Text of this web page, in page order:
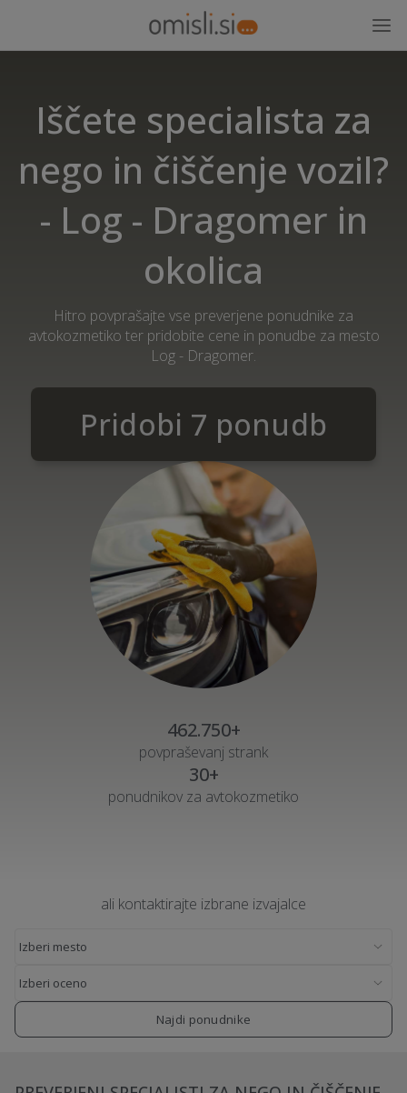
Iščete specialista za
nego in čiščenje vozil?
- Log - Dragomer in
okolica
Hitro povprašajte vse preverjene ponudnike za
avtokozmetiko ter pridobite cene in ponudbe za mesto
Log - Dragomer.
Pridobi 7 ponudb
462.750+
povpraševanj strank
30+
ponudnikov za avtokozmetiko
ali kontaktirajte izbrane izvajalce
Najdi ponudnike